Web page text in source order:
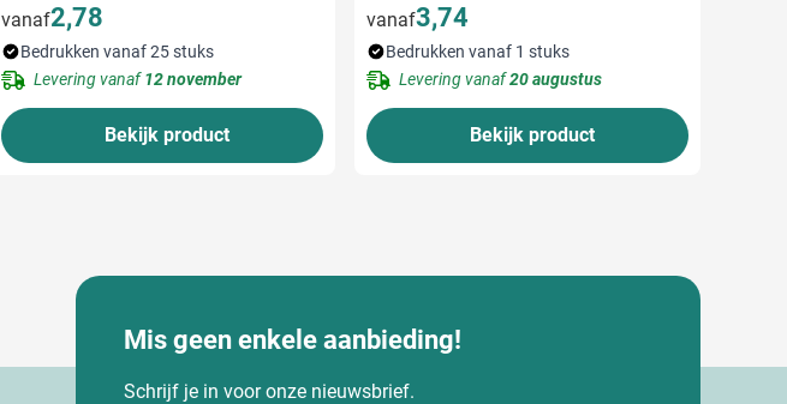
vanaf2,78
Bedrukken vanaf 25 stuks
Levering vanaf12 november
Bekijk product
vanaf3,74
Bedrukken vanaf 1 stuks
Levering vanaf20 augustus
Bekijk product
Mis geen enkele aanbieding!
Schrijf je in voor onze nieuwsbrief.